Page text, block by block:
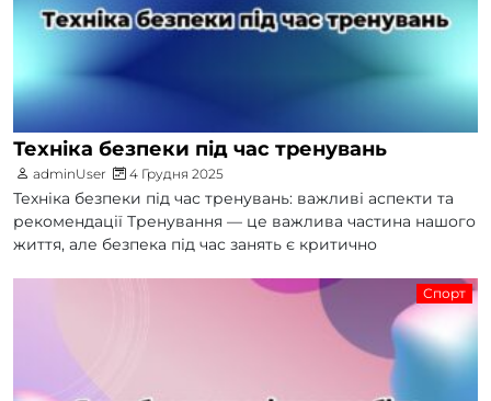
Техніка безпеки під час тренувань
adminUser 4 Грудня 2025
Техніка безпеки під час тренувань: важливі аспекти та
рекомендації Тренування — це важлива частина нашого
життя, але безпека під час занять є критично
Спорт